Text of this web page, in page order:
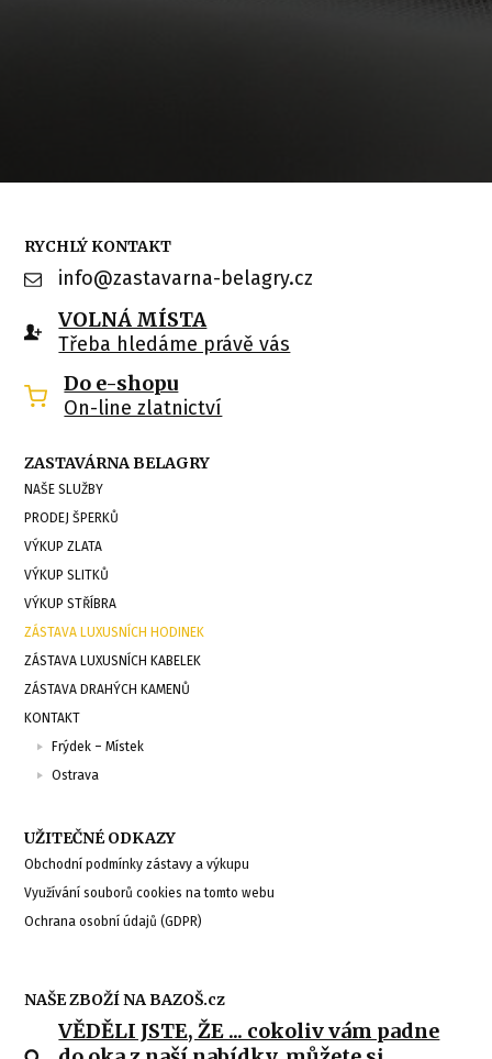
RYCHLÝ KONTAKT
info@zastavarna-belagry.cz
VOLNÁ MÍSTA
Třeba hledáme právě vás
Do e-shopu
On-line zlatnictví
ZASTAVÁRNA BELAGRY
NAŠE SLUŽBY
PRODEJ ŠPERKŮ
VÝKUP ZLATA
VÝKUP SLITKŮ
VÝKUP STŘÍBRA
ZÁSTAVA LUXUSNÍCH HODINEK
ZÁSTAVA LUXUSNÍCH KABELEK
ZÁSTAVA DRAHÝCH KAMENŮ
KONTAKT
Frýdek – Místek
Ostrava
UŽITEČNÉ ODKAZY
Obchodní podmínky zástavy a výkupu
Využívání souborů cookies na tomto webu
Ochrana osobní údajů (GDPR)
NAŠE ZBOŽÍ NA BAZOŠ.cz
VĚDĚLI JSTE, ŽE ... cokoliv vám padne